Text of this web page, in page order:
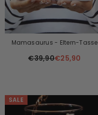
Mamasaurus - Eltern-Tasse
€39,90€25,90
SALE